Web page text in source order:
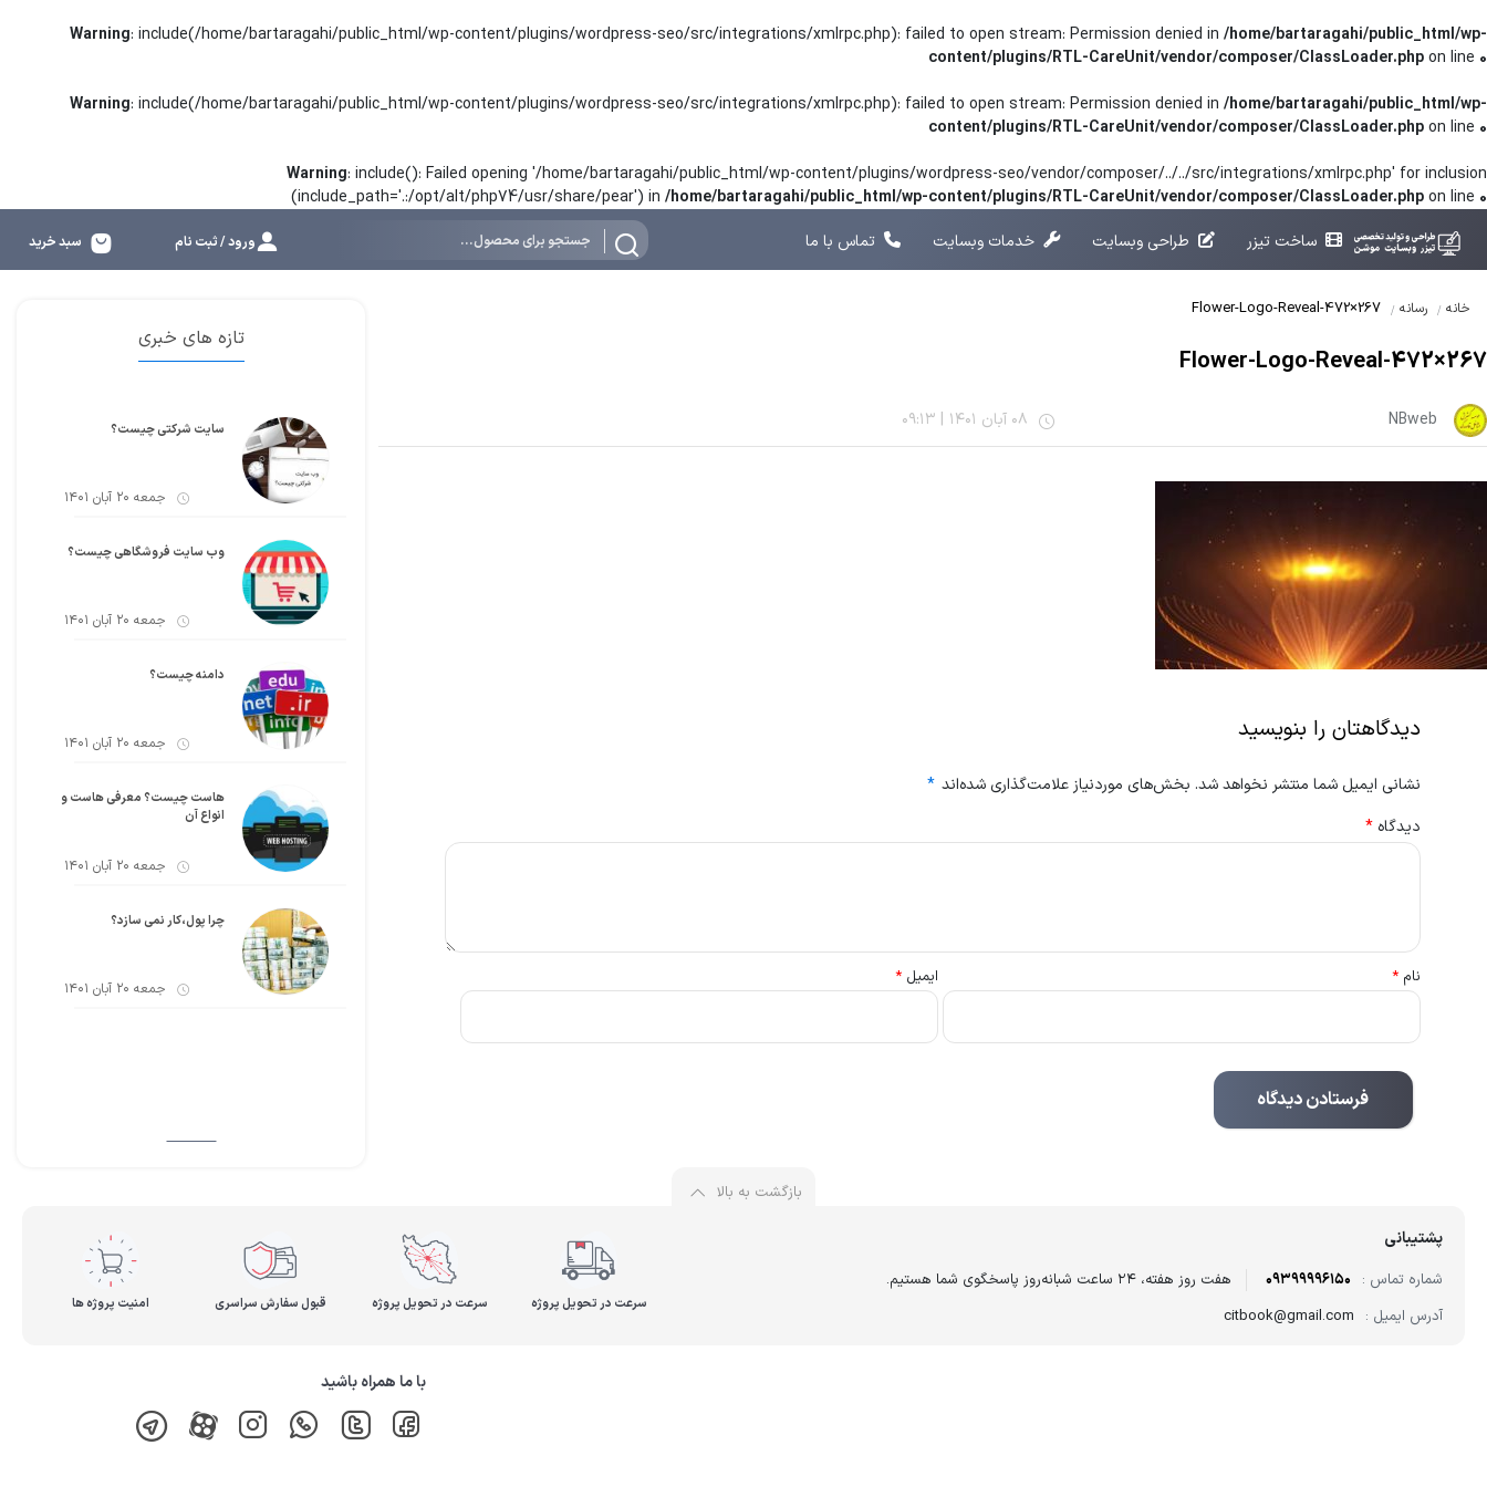
Warning: include(/home/bartaragahi/public_html/wp-content/plugins/wordpress-seo/src/integrations/xmlrpc.php): failed to open stream: Permission denied in /home/bartaragahi/public_html/wp-
content/plugins/RTL-CareUnit/vendor/composer/ClassLoader.phpon line 0
Warning: include(/home/bartaragahi/public_html/wp-content/plugins/wordpress-seo/src/integrations/xmlrpc.php): failed to open stream: Permission denied in /home/bartaragahi/public_html/wp-
content/plugins/RTL-CareUnit/vendor/composer/ClassLoader.phpon line 0
Warning: include(): Failed opening '/home/bartaragahi/public_html/wp-content/plugins/wordpress-seo/vendor/composer/../../src/integrations/xmlrpc.php' for inclusion
(include_path='.:/opt/alt/php74/usr/share/pear') in /home/bartaragahi/public_html/wp-content/plugins/RTL-CareUnit/vendor/composer/ClassLoader.phpon line 0
ساخت تیزر
طراحی وبسایت خدمات وبسایت تماس با ما ورود / ثبت نام سبد خرید
خانه رسانه
Flower-Logo-Reveal-472×267
NBweb 08 آبان 1401 |
09:13
دیدگاهتان را بنویسید
نشانی ایمیل شما منتشر نخواهد شد. بخش‌های موردنیاز علامت‌گذاری شده‌اند *
دیدگاه*
نام* ایمیل*
تازه های خبری
سایت شرکتی چیست؟
جمعه 20 آبان 1401
وب سایت فروشگاهی چیست؟
جمعه 20 آبان 1401
دامنه چیست؟
جمعه 20 آبان 1401
هاست چیست؟ معرفی هاست و
انواع آن
جمعه 20 آبان 1401
چرا پول،کار نمی سازد؟
جمعه 20 آبان 1401
بازگشت به بالا
پشتیبانی
شماره تماس : 09399996150
هفت روز هفته، ۲۴ ساعت شبانه‌روز پاسخگوی شما هستیم.
آدرس ایمیل : citbook@gmail.com
سرعت در تحویل پروژه سرعت در تحویل پروژه قبول سفارش سراسری امنیت پروژه ها
با ما همراه باشید